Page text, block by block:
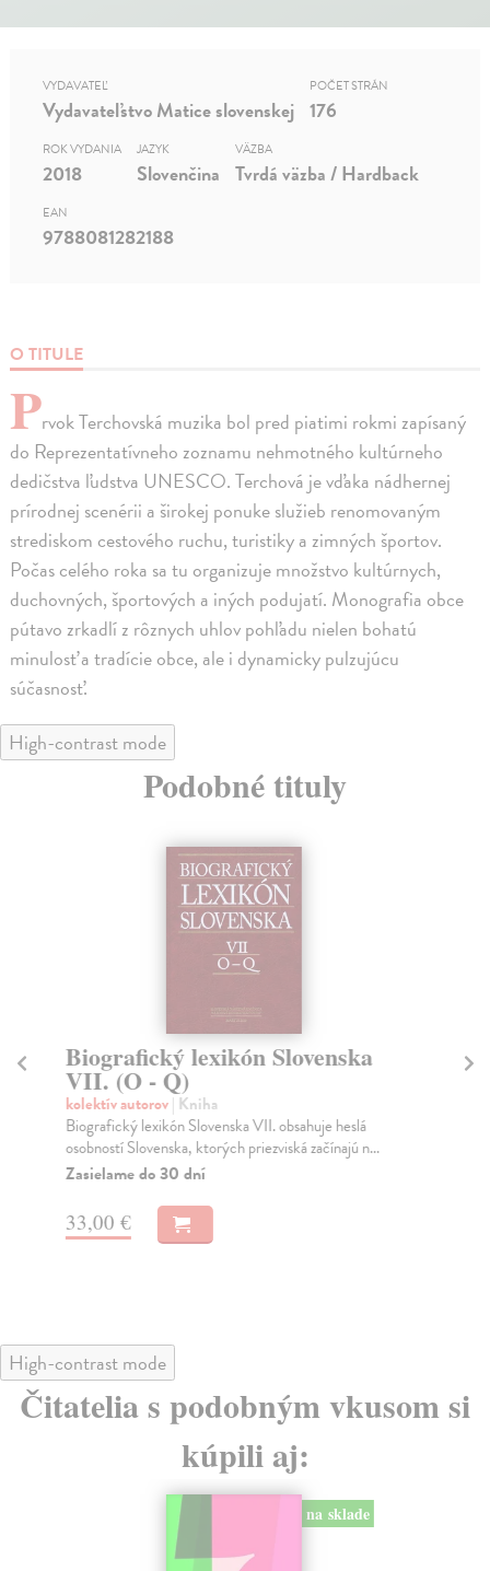
O TITULE
Prvok Terchovská muzika bol pred piatimi rokmi zapísaný
do Reprezentatívneho zoznamu nehmotného kultúrneho
dedičstva ľudstva UNESCO. Terchová je vďaka nádhernej
prírodnej scenérii a širokej ponuke služieb renomovaným
strediskom cestového ruchu, turistiky a zimných športov.
Počas celého roka sa tu organizuje množstvo kultúrnych,
duchovných, športových a iných podujatí. Monografia obce
pútavo zrkadlí z rôznych uhlov pohľadu nielen bohatú
minulosť a tradície obce, ale i dynamicky pulzujúcu
súčasnosť.
VYDAVATEĽ
Vydavateľstvo Matice slovenskej
POČET STRÁN
176
ROK VYDANIA
2018
JAZYK
Slovenčina
VÄZBA
Tvrdá väzba / Hardback
EAN
9788081282188
High-contrast mode
Podobné tituly
Biografický lexikón Slovenska
VII. (O - Q)
kolektív autorov| Kniha
Biografický lexikón Slovenska VII. obsahuje heslá
osobností Slovenska, ktorých priezviská začínajú n...
Zasielame do 30 dní
33,00 €
High-contrast mode
Čitatelia s podobným vkusom si
kúpili aj:
na sklade